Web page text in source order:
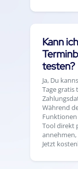
Kann
testen?
Ja, Du
Tage gratis
Während
Funktionen
Tool direkt
annehmen,
Jetzt